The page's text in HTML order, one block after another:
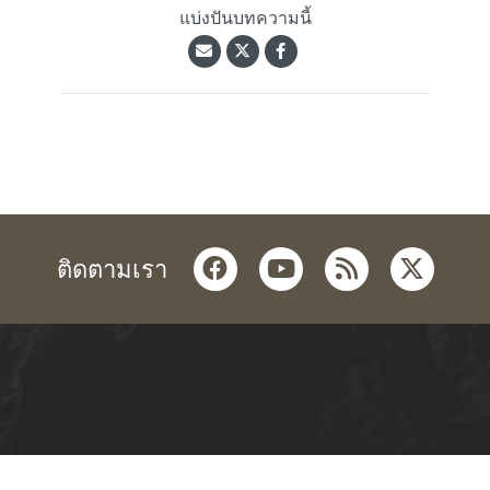
แบ่งปันบทความนี้
ติดตามเรา facebookyoutube
rss twitter